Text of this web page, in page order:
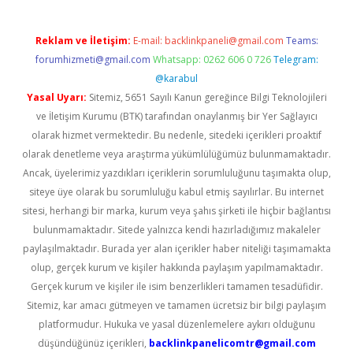
Reklam ve İletişim: E-mail: backlinkpaneli@gmail.com Teams:
forumhizmeti@gmail.com Whatsapp: 0262 606 0 726 Telegram:
@karabul
Yasal Uyarı: Sitemiz, 5651 Sayılı Kanun gereğince Bilgi Teknolojileri
ve İletişim Kurumu (BTK) tarafından onaylanmış bir Yer Sağlayıcı
olarak hizmet vermektedir. Bu nedenle, sitedeki içerikleri proaktif
olarak denetleme veya araştırma yükümlülüğümüz bulunmamaktadır.
Ancak, üyelerimiz yazdıkları içeriklerin sorumluluğunu taşımakta olup,
siteye üye olarak bu sorumluluğu kabul etmiş sayılırlar. Bu internet
sitesi, herhangi bir marka, kurum veya şahıs şirketi ile hiçbir bağlantısı
bulunmamaktadır. Sitede yalnızca kendi hazırladığımız makaleler
paylaşılmaktadır. Burada yer alan içerikler haber niteliği taşımamakta
olup, gerçek kurum ve kişiler hakkında paylaşım yapılmamaktadır.
Gerçek kurum ve kişiler ile isim benzerlikleri tamamen tesadüfidir.
Sitemiz, kar amacı gütmeyen ve tamamen ücretsiz bir bilgi paylaşım
platformudur. Hukuka ve yasal düzenlemelere aykırı olduğunu
düşündüğünüz içerikleri, backlinkpanelicomtr@gmail.com